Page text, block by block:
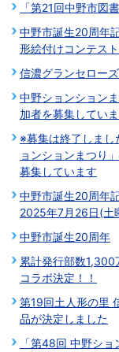
「第21回中野市図
中野市誕生20周
形絵付けコンテス
信濃グランセロー
中野ションション
加者を募集してい
※募集は終了しま
ョンションまつり
募集しています
中野市誕生20周年
2025年7月26日(土
中野市誕生20周年
累計発行部数
コラボ決定！！
第19回土人形の里
品が決定しました
「第48回 中野シ